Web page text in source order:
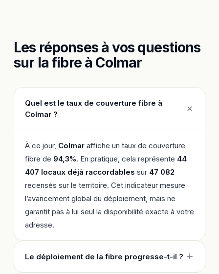
Les réponses à vos questions
sur la fibre à Colmar
Quel est le taux de couverture fibre à
Colmar ?
À ce jour, Colmar affiche un taux de couverture
fibre de 94,3%. En pratique, cela représente 44
407 locaux déjà raccordables sur 47 082
recensés sur le territoire. Cet indicateur mesure
l’avancement global du déploiement, mais ne
garantit pas à lui seul la disponibilité exacte à votre
adresse.
Le déploiement de la fibre progresse-t-il ?